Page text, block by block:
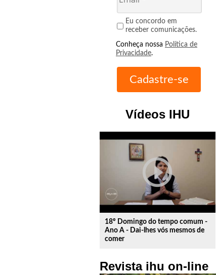
Eu concordo em
receber comunicações.
Conheça nossa Política de
Privacidade.
Vídeos IHU
play_circle_outline
18º Domingo do tempo comum -
Ano A - Dai-lhes vós mesmos de
comer
Revista ihu on-line